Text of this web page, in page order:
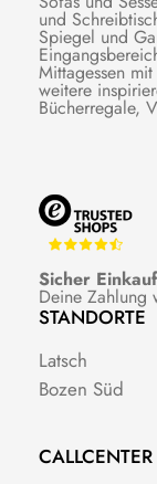
und
Spiegel und
Mittagessen
weitere
Bücherregale,
Sicher
Deine Zahlung
STANDORTE
Latsch
Bozen Süd
CALLCENTER